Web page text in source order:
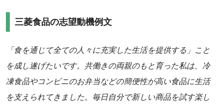
三菱食品の志望動機例文
「食を通じて全ての人々に充実した生活を提供する」こと
を成し遂げたいです。共働きの両親のもと育った私は、冷
凍食品やコンビニのお弁当などの簡便性が高い食品に生活
を支えられてきました。毎日自分で新しい商品を試す楽し